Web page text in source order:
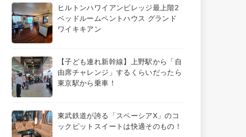
ヒルトンハワイアンビレッジ最上階2
ベッドルームペントハウス グランド
ワイキキアン
【子ども連れ新幹線】上野駅から「自
由席チャレンジ」するくらいだったら
東京駅から乗車！
東武鉄道が誇る「スペーシアX」のコ
ックピットスイートは快適そのもの！